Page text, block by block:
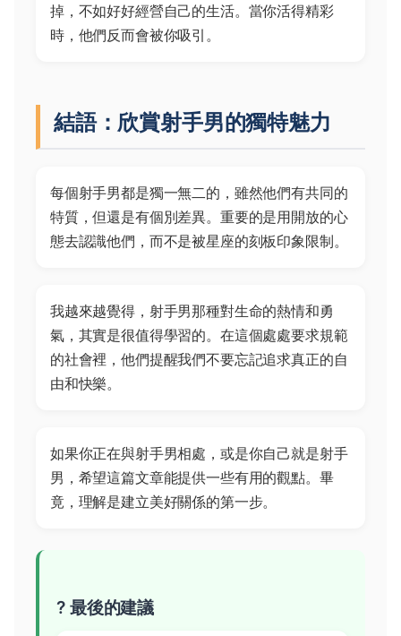
掉，不如好好經營自己的生活。當你活得精彩
時，他們反而會被你吸引。
結語：欣賞射手男的獨特魅力
每個射手男都是獨一無二的，雖然他們有共同的
特質，但還是有個別差異。重要的是用開放的心
態去認識他們，而不是被星座的刻板印象限制。
我越來越覺得，射手男那種對生命的熱情和勇
氣，其實是很值得學習的。在這個處處要求規範
的社會裡，他們提醒我們不要忘記追求真正的自
由和快樂。
如果你正在與射手男相處，或是你自己就是射手
男，希望這篇文章能提供一些有用的觀點。畢
竟，理解是建立美好關係的第一步。
? 最後的建議